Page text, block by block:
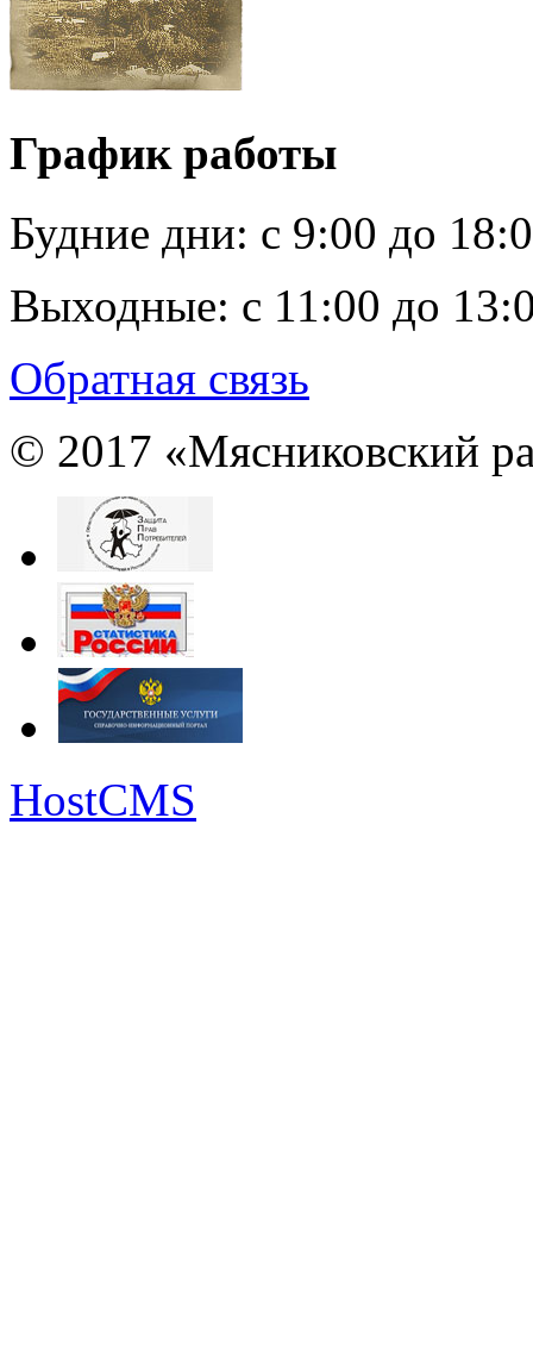
График работы
Будние дни: c 9:00 до
Выходные: с 11:00 до
Обратная связь
© 2017 «Мясниковский
HostCMS